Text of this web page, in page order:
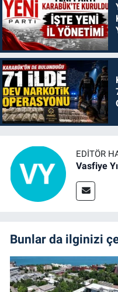
EDITÖR
Vasfiye
Bunlar da ilginizi